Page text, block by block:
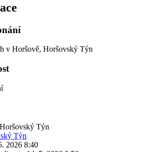
v Horšově, Horšovský Týn
Týn
Týn
2026 8:40